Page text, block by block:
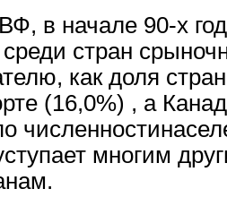
в начале 90-х
стран
как доля
(16,0%) , а
многим